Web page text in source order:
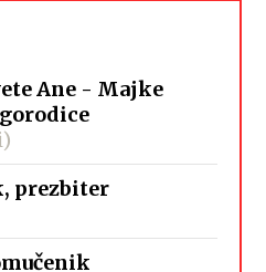
Ane - Majke
prezbiter